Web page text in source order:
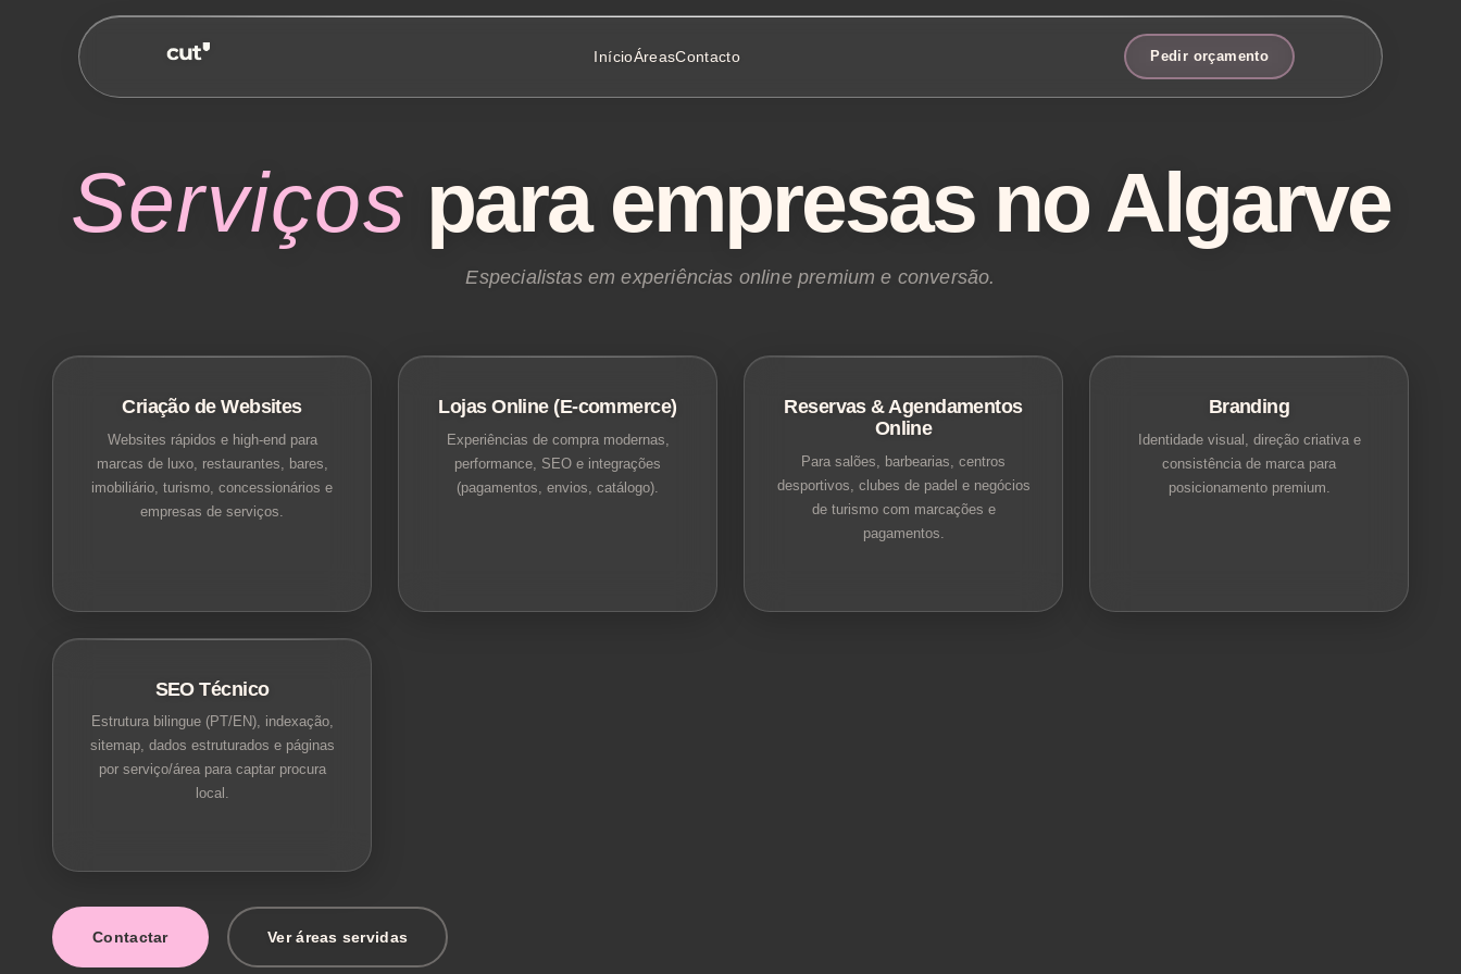
InícioÁreasContacto Pedir orçamento
Serviços para empresas no Algarve
Especialistas em experiências online premium e conversão.
Criação de Websites
Websites rápidos e high-end para
marcas de luxo, restaurantes, bares,
imobiliário, turismo, concessionários e
empresas de serviços.
Lojas Online (E-commerce)
Experiências de compra modernas,
performance, SEO e integrações
(pagamentos, envios, catálogo).
Reservas & Agendamentos
Online
Para salões, barbearias, centros
desportivos, clubes de padel e negócios
de turismo com marcações e
pagamentos.
Branding
Identidade visual, direção criativa e
consistência de marca para
posicionamento premium.
SEO Técnico
Estrutura bilingue (PT/EN), indexação,
sitemap, dados estruturados e páginas
por serviço/área para captar procura
local.
Contactar Ver áreas servidas